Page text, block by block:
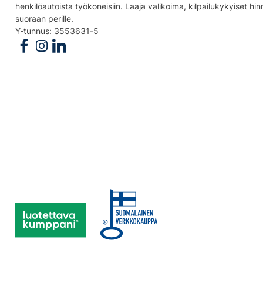
henkilöautoista työkoneisiin. Laaja valikoima, kilpailukykyiset
suoraan perille.
Y-tunnus: 3553631-5
Follow us on Facebook
Follow us on Instagram
Follow us on Linkedin